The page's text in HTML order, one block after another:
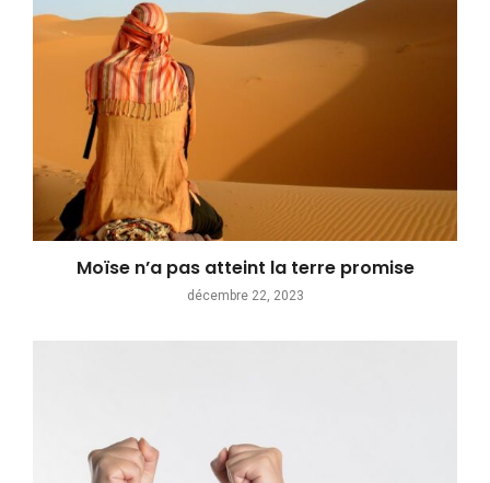
Moïse n’a pas atteint la terre promise
décembre 22, 2023